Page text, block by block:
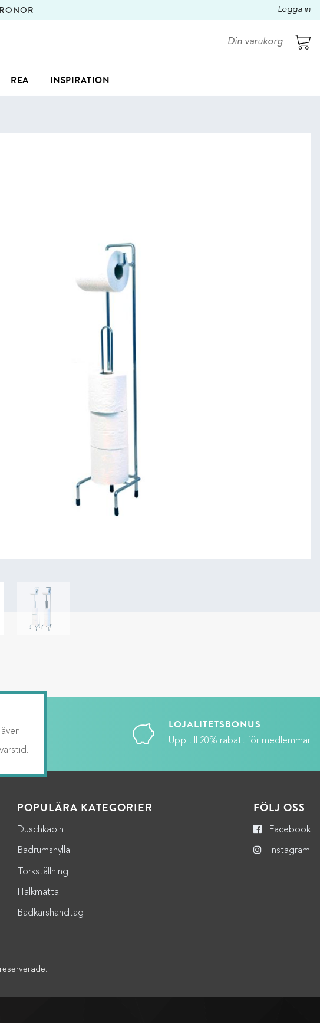
Logga in
Din varukorg
REA INSPIRATION
LOJALITETSBONUS
Upp till 20% rabatt för medlemmar
POPULÄRA KATEGORIER
Duschkabin
Badrumshylla
Torkställning
Halkmatta
Badkarshandtag
FÖLJ OSS
Facebook
Instagram